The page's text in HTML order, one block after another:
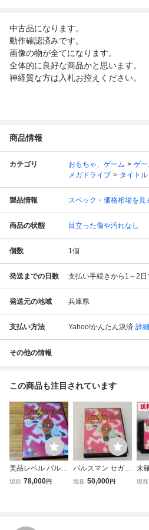
中古品になります。
動作確認済みです。
画像の物が全てになります。
全体的に良好な商品かと思います。
神経質な方は入札お控えください。
商品情報
カテゴリ おもちゃ、ゲーム ゲー
メガドライブ
タイトル
製品情報 スペック・価格相場を見
商品の状態 目立った傷や汚れなし
個数 1個
発送までの日数 支払い手続きから1～2日
発送元の地域 兵庫県
支払い方法 Yahoo!かんたん決済 詳細
その他の情報
この商品も注目されています
美品レベル パルス
マン 正規品 箱
現在 78,000円
パルスマン セガ
メガドライブ ゲー
現在 50,000円
送
未
ラ
現在